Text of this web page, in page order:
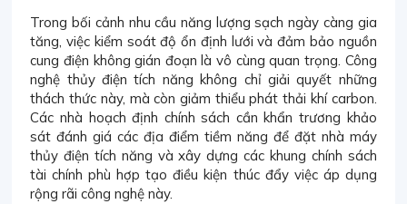
Trong bối cảnh nhu cầu năng lượng sạch ngày càng gia
tăng, việc kiểm soát độ ổn định lưới và đảm bảo nguồn
cung điện không gián đoạn là vô cùng quan trọng. Công
nghệ thủy điện tích năng không chỉ giải quyết những
thách thức này, mà còn giảm thiểu phát thải khí carbon.
Các nhà hoạch định chính sách cần khẩn trương khảo
sát đánh giá các địa điểm tiềm năng để đặt nhà máy
thủy điện tích năng và xây dựng các khung chính sách
tài chính phù hợp tạo điều kiện thúc đẩy việc áp dụng
rộng rãi công nghệ này.